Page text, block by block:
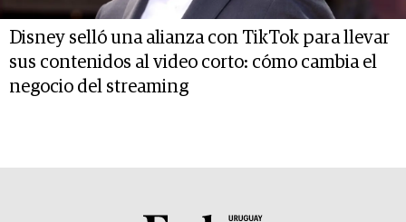
Disney selló una alianza con TikTok para llevar
sus contenidos al video corto: cómo cambia el
negocio del streaming